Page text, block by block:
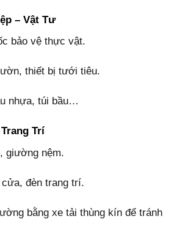
– Vật Tư
bảo vệ thực vật.
thiết bị tưới tiêu.
nhựa, túi bầu…
Trí
giường nệm.
đèn trang trí.
bằng xe tải thùng kín để tránh